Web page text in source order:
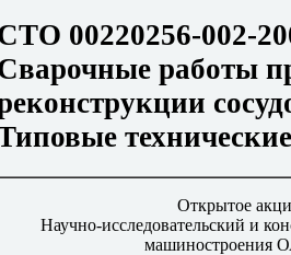
00220256-002-
работы
Открытое
Научно-исследовательский и